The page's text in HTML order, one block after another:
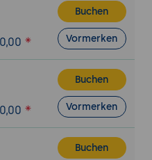
für Twig
hinzufügen
und filtern
Buchen
Vormerken
Buchen
Vormerken
Buchen